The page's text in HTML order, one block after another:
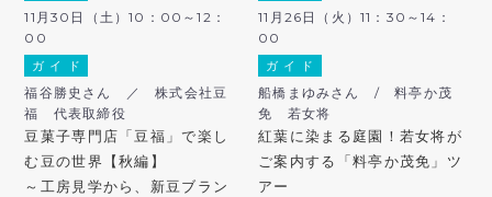
11月30日（土）10：00～12：
00
ガ イ ド
福谷勝史さん ／ 株式会社豆
福 代表取締役
豆菓子専門店「豆福」で楽し
む豆の世界【秋編】
～工房見学から、新豆ブラン
11月26日（火）11：30～14：
00
ガ イ ド
船橋まゆみさん / 料亭か茂
免 若女将
紅葉に染まる庭園！若女将が
ご案内する「料亭か茂免」ツ
アー